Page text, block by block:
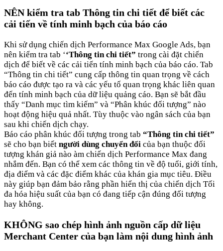
NÊN kiểm tra tab Thông tin chi tiết để biết các
cải tiến về tính minh bạch của báo cáo
Khi sử dụng chiến dịch Performance Max Google Ads, bạn
nên kiểm tra tab ‘‘Thông tin chi tiết” trong cài đặt chiến
dịch để biết về các cải tiến tính minh bạch của báo cáo. Tab
“Thông tin chi tiết” cung cấp thông tin quan trọng về cách
báo cáo được tạo ra và các yếu tố quan trọng khác liên quan
đến tính minh bạch của dữ liệu quảng cáo. Bạn sẽ bắt đầu
thấy “Danh mục tìm kiếm” và “Phân khúc đối tượng” nào
hoạt động hiệu quả nhất. Tùy thuộc vào ngân sách của bạn
sau khi chiến dịch chạy.
Báo cáo phân khúc đối tượng trong tab “Thông tin chi tiết”
sẽ cho bạn biết người dùng chuyển đổi của bạn thuộc đối
tượng khán giả nào àm chiến dịch Performance Max đang
nhắm đến. Bạn có thể xem các thông tin về độ tuổi, giới tính,
địa điểm và các đặc điểm khác của khán gia mục tiêu. Điều
này giúp bạn đảm bảo rằng phần hiển thị của chiến dịch Tối
đa hóa hiệu suất của bạn có đang tiếp cận đúng đối tượng
hay không.
KHÔNG sao chép hình ảnh nguồn cấp dữ liệu
Merchant Center của bạn làm nội dung hình ảnh